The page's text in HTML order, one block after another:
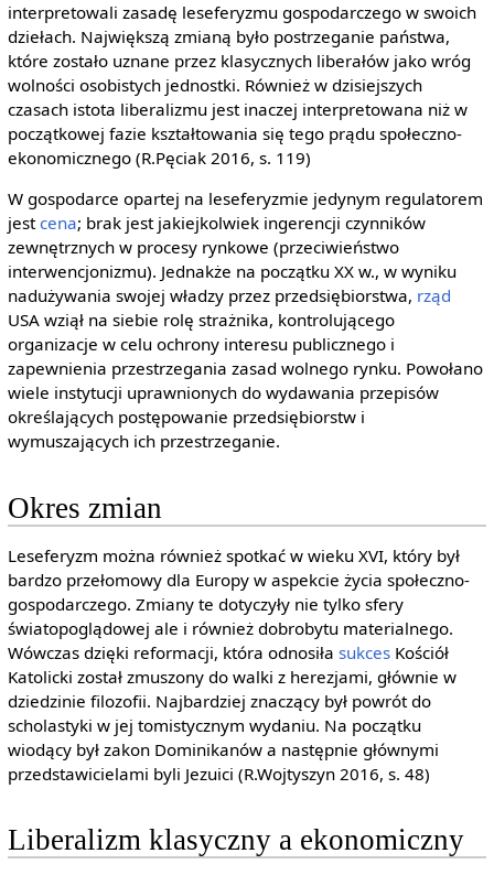
interpretowali zasadę leseferyzmu gospodarczego w swoich
dziełach. Największą zmianą było postrzeganie państwa,
które zostało uznane przez klasycznych liberałów jako wróg
wolności osobistych jednostki. Również w dzisiejszych
czasach istota liberalizmu jest inaczej interpretowana niż w
początkowej fazie kształtowania się tego prądu społeczno-
ekonomicznego (R.Pęciak 2016, s. 119)
W gospodarce opartej na leseferyzmie jedynym regulatorem
jestcena; brak jest jakiejkolwiek ingerencji czynników
zewnętrznych w procesy rynkowe (przeciwieństwo
interwencjonizmu). Jednakże na początku XX w., w wyniku
nadużywania swojej władzy przez przedsiębiorstwa, rząd
USA wziął na siebie rolę strażnika, kontrolującego
organizacje w celu ochrony interesu publicznego i
zapewnienia przestrzegania zasad wolnego rynku. Powołano
wiele instytucji uprawnionych do wydawania przepisów
określających postępowanie przedsiębiorstw i
wymuszających ich przestrzeganie.
Okres zmian
Leseferyzm można również spotkać w wieku XVI, który był
bardzo przełomowy dla Europy w aspekcie życia społeczno-
gospodarczego. Zmiany te dotyczyły nie tylko sfery
światopoglądowej ale i również dobrobytu materialnego.
Wówczas dzięki reformacji, która odnosiła sukcesKościół
Katolicki został zmuszony do walki z herezjami, głównie w
dziedzinie filozofii. Najbardziej znaczący był powrót do
scholastyki w jej tomistycznym wydaniu. Na początku
wiodący był zakon Dominikanów a następnie głównymi
przedstawicielami byli Jezuici (R.Wojtyszyn 2016, s. 48)
Liberalizm klasyczny a ekonomiczny